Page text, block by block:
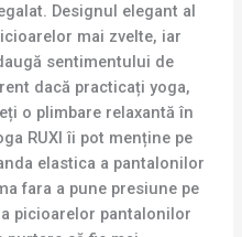
Designul elegant al
mai zvelte, iar
sentimentului de
dacă practicați yoga,
o plimbare relaxantă în
RUXI îi pot menține pe
elastica a pantalonilor
fara a pune presiune pe
picioarelor pantalonilor